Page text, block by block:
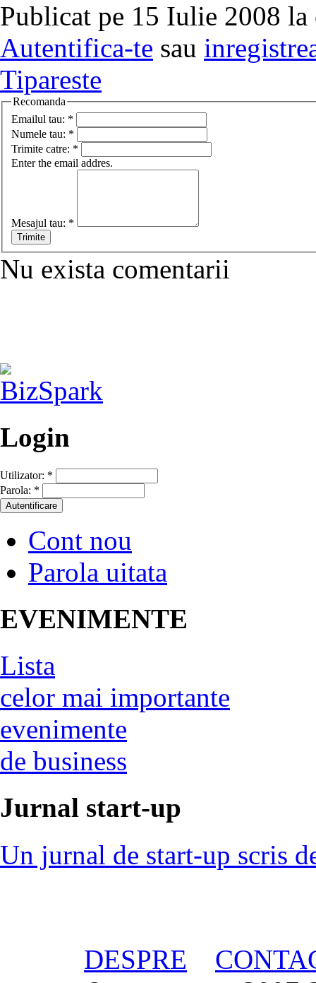
Publicat pe 15 Iulie 2008 la
Autentifica-te sau
Tipareste
Recomanda
Emailul tau: *
Numele tau: *
Trimite catre: *
Enter the email addres.
Mesajul tau: *
Nu exista comentarii
Login
Utilizator: *
Parola: *
Cont nou
Parola uitata
EVENIMENTE
Lista
celor mai importante
evenimente
de business
Jurnal start-up
Un jurnal de start-up scris
DESPRE